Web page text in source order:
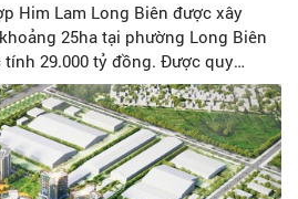
Him Lam Long Biên được xây
25ha tại phường Long Biên
29.000 tỷ đồng. Được quy
đô thị hỗn hợp đa tiện ích, dự án sẽ
hộ cho thuê cùng hệ thống hạ
học, không gian xanh và các